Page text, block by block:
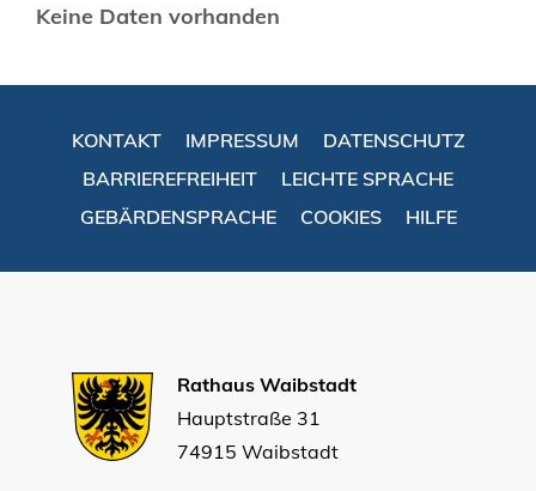
Keine Daten vorhanden
KONTAKT IMPRESSUM
DATENSCHUTZ
BARRIEREFREIHEIT
LEICHTE SPRACHE
GEBÄRDENSPRACHE
COOKIES HILFE
Rathaus Waibstadt
Hauptstraße 31
74915 Waibstadt